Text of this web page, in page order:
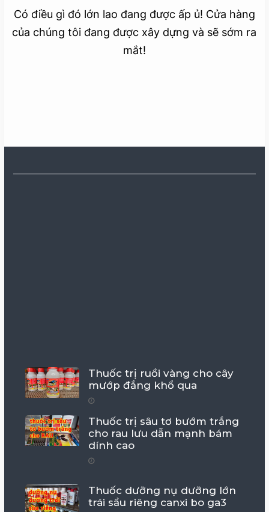
Có điều gì đó lớn lao đang được ấp ủ! Cửa hàng
của chúng tôi đang được xây dựng và sẽ sớm ra
mắt!
Thuốc trị ruồi vàng cho cây
mướp đắng khổ qua
Thuốc trị sâu tơ bướm trắng
cho rau lưu dẫn mạnh bám
dính cao
Thuốc dưỡng nụ dưỡng lớn
trái sầu riêng canxi bo ga3